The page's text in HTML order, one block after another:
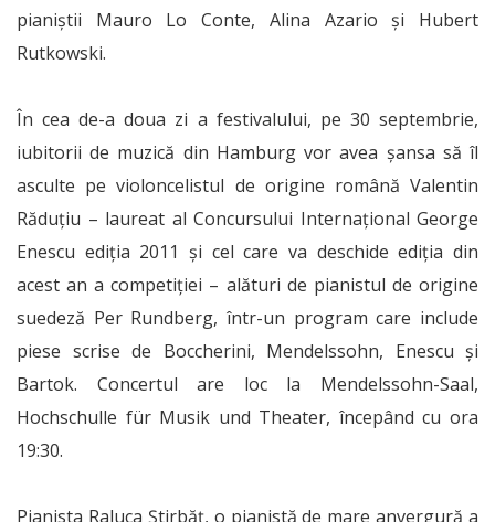
pianiștii Mauro Lo Conte, Alina Azario și Hubert
Rutkowski.
În cea de-a doua zi a festivalului, pe 30 septembrie,
iubitorii de muzică din Hamburg vor avea șansa să îl
asculte pe violoncelistul de origine română Valentin
Răduțiu – laureat al Concursului Internațional George
Enescu ediția 2011 și cel care va deschide ediția din
acest an a competiției – alături de pianistul de origine
suedeză Per Rundberg, într-un program care include
piese scrise de Boccherini, Mendelssohn, Enescu și
Bartok. Concertul are loc la Mendelssohn-Saal,
Hochschulle für Musik und Theater, începând cu ora
19:30.
Pianista Raluca Știrbăț, o pianistă de mare anvergură a